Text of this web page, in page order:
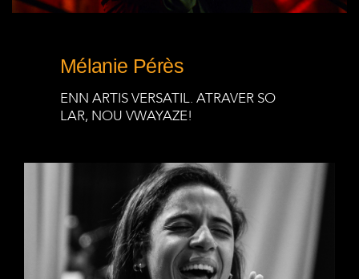
Mélanie Pérès
ENN ARTIS VERSATIL. ATRAVER SO
LAR, NOU VWAYAZE!